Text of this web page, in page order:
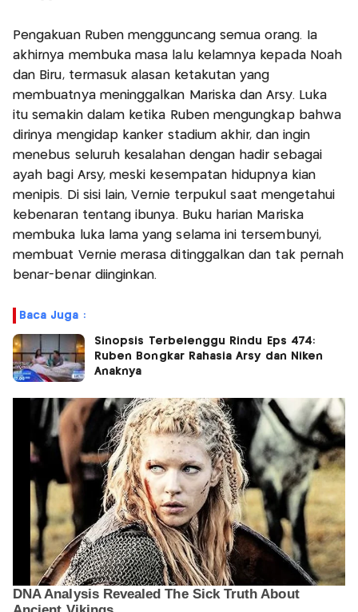
Pengakuan Ruben mengguncang semua orang. Ia
akhirnya membuka masa lalu kelamnya kepada Noah
dan Biru, termasuk alasan ketakutan yang
membuatnya meninggalkan Mariska dan Arsy. Luka
itu semakin dalam ketika Ruben mengungkap bahwa
dirinya mengidap kanker stadium akhir, dan ingin
menebus seluruh kesalahan dengan hadir sebagai
ayah bagi Arsy, meski kesempatan hidupnya kian
menipis. Di sisi lain, Vernie terpukul saat mengetahui
kebenaran tentang ibunya. Buku harian Mariska
membuka luka lama yang selama ini tersembunyi,
membuat Vernie merasa ditinggalkan dan tak pernah
benar-benar diinginkan.
Baca Juga :
Sinopsis Terbelenggu Rindu Eps 474:
Ruben Bongkar Rahasia Arsy dan Niken
Anaknya